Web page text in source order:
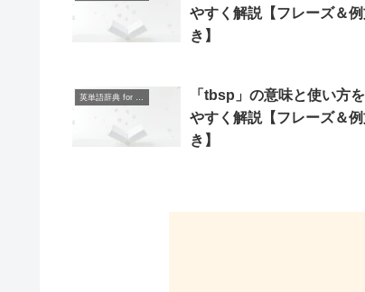
やすく解説【フレーズ＆
き】
「tbsp」の意味と使い方
やすく解説【フレーズ＆
き】